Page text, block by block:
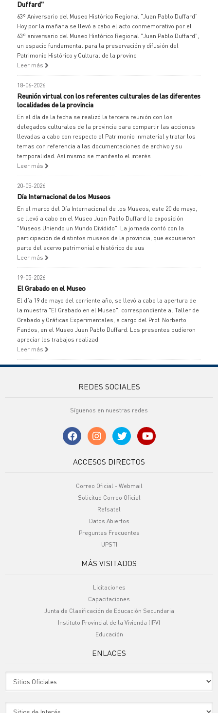
Duffard"
63º Aniversario del Museo Histórico Regional "Juan Pablo Duffard"
Hoy por la mañana se llevó a cabo el acto conmemorativo por el
63º aniversario del Museo Histórico Regional "Juan Pablo Duffard",
un espacio fundamental para la preservación y difusión del
Patrimonio Histórico y Cultural de la provinc
Leer más
18-06-2026
Reunión virtual con los referentes culturales de las diferentes
localidades de la provincia
En el día de la fecha se realizó la tercera reunión con los
delegados culturales de la provincia para compartir las acciones
llevadas a cabo con respecto al Patrimonio Inmaterial y tratar los
temas con referencia a las documentaciones de archivo y su
temporalidad. Así mismo se manifesto el interés
Leer más
20-05-2026
Día Internacional de los Museos
En el marco del Día Internacional de los Museos, este 20 de mayo,
se llevó a cabo en el Museo Juan Pablo Duffard la exposición
"Museos Uniendo un Mundo Dividido". La jornada contó con la
participación de distintos museos de la provincia, que expusieron
parte del acervo patrimonial e histórico de sus
Leer más
19-05-2026
El Grabado en el Museo
El día 19 de mayo del corriente año, se llevó a cabo la apertura de
la muestra "El Grabado en el Museo", correspondiente al Taller de
Grabado y Gráficas Experimentales, a cargo del Prof. Norberto
Fandos, en el Museo Juan Pablo Duffard. Los presentes pudieron
apreciar los trabajos realizad
Leer más
REDES SOCIALES
Síguenos en nuestras redes
ACCESOS DIRECTOS
Correo Oficial - Webmail
Solicitud Correo Oficial
Refsatel
Datos Abiertos
Preguntas Frecuentes
UPSTI
MÁS VISITADOS
Licitaciones
Capacitaciones
Junta de Clasificación de Educación Secundaria
Instituto Provincial de la Vivienda (IPV)
Educación
ENLACES